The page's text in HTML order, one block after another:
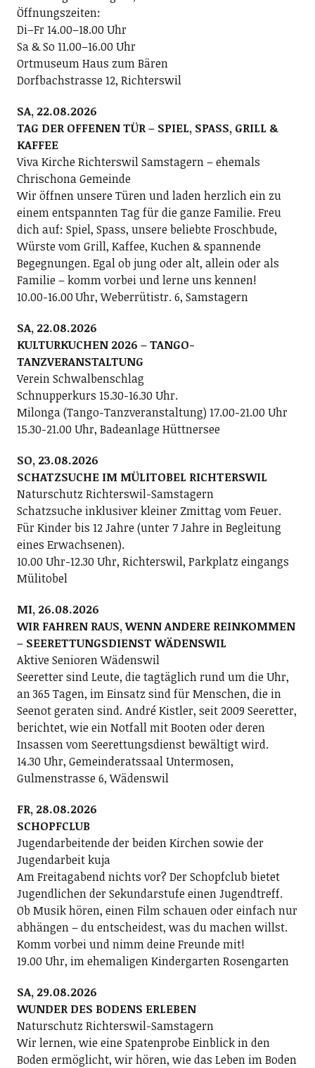
Öffnungszeiten:
Di–Fr 14.00–18.00 Uhr
Sa & So 11.00–16.00 Uhr
Ortmuseum Haus zum Bären
Dorfbachstrasse 12, Richterswil
SA, 22.08.2026
TAG DER OFFENEN TÜR – SPIEL, SPASS, GRILL &
KAFFEE
Viva Kirche Richterswil Samstagern – ehemals
Chrischona Gemeinde
Wir öffnen unsere Türen und laden herzlich ein zu
einem entspannten Tag für die ganze Familie. Freu
dich auf: Spiel, Spass, unsere beliebte Froschbude,
Würste vom Grill, Kaffee, Kuchen & spannende
Begegnungen. Egal ob jung oder alt, allein oder als
Familie – komm vorbei und lerne uns kennen!
10.00-16.00 Uhr, Weberrütistr. 6, Samstagern
SA, 22.08.2026
KULTURKUCHEN 2026 – TANGO-
TANZVERANSTALTUNG
Verein Schwalbenschlag
Schnupperkurs 15.30-16.30 Uhr.
Milonga (Tango-Tanzveranstaltung) 17.00-21.00 Uhr
15.30-21.00 Uhr, Badeanlage Hüttnersee
SO, 23.08.2026
SCHATZSUCHE IM MÜLITOBEL RICHTERSWIL
Naturschutz Richterswil-Samstagern
Schatzsuche inklusiver kleiner Zmittag vom Feuer.
Für Kinder bis 12 Jahre (unter 7 Jahre in Begleitung
eines Erwachsenen).
10.00 Uhr-12.30 Uhr, Richterswil, Parkplatz eingangs
Mülitobel
MI, 26.08.2026
WIR FAHREN RAUS, WENN ANDERE REINKOMMEN
– SEERETTUNGSDIENST WÄDENSWIL
Aktive Senioren Wädenswil
Seeretter sind Leute, die tagtäglich rund um die Uhr,
an 365 Tagen, im Einsatz sind für Menschen, die in
Seenot geraten sind. André Kistler, seit 2009 Seeretter,
berichtet, wie ein Notfall mit Booten oder deren
Insassen vom Seerettungsdienst bewältigt wird.
14.30 Uhr, Gemeinderatssaal Untermosen,
Gulmenstrasse 6, Wädenswil
FR, 28.08.2026
SCHOPFCLUB
Jugendarbeitende der beiden Kirchen sowie der
Jugendarbeit kuja
Am Freitagabend nichts vor? Der Schopfclub bietet
Jugendlichen der Sekundarstufe einen Jugendtreff.
Ob Musik hören, einen Film schauen oder einfach nur
abhängen – du entscheidest, was du machen willst.
Komm vorbei und nimm deine Freunde mit!
19.00 Uhr, im ehemaligen Kindergarten Rosengarten
SA, 29.08.2026
WUNDER DES BODENS ERLEBEN
Naturschutz Richterswil-Samstagern
Wir lernen, wie eine Spatenprobe Einblick in den
Boden ermöglicht, wir hören, wie das Leben im Boden